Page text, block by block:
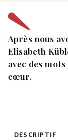
Après nous
Elisabeth
avec des
cœur.
DESCRIPTIF